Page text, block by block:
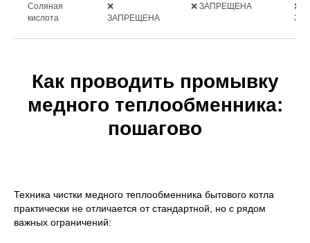
Соляная
кислота
❌
ЗАПРЕЩЕНА
❌ ЗАПРЕЩЕНА
❌
Как проводить промывку
медного теплообменника:
пошагово
Техника чистки медного теплообменника бытового котла
практически не отличается от стандартной, но с рядом
важных ограничений: